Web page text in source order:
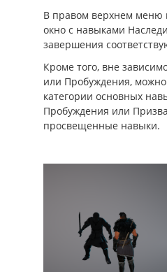
В правом верхнем меню
окно с навыками
завершения
Кроме того, вне
или Пробуждения,
категории основных
Пробуждения или
просвещенные навыки.